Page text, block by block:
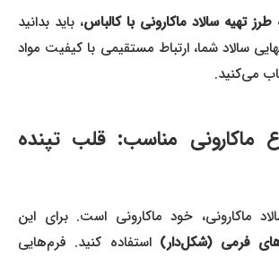
تهیه سالاد ماکارونی با کالباس، باید بدانید
سالاد شما، ارتباط مستقیمی با کیفیت مواد
می‌کنید.
ماکارونی مناسب: قلب تپنده
خود ماکارونی است. برای این
فرمی (شکل‌دار)استفاده کنید. فرم‌هایی